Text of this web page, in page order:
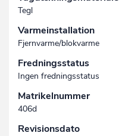
Tegl
Varmeinstallation
Fjernvarme/blokvarme
Fredningsstatus
Ingen fredningsstatus
Matrikelnummer
406d
Revisionsdato